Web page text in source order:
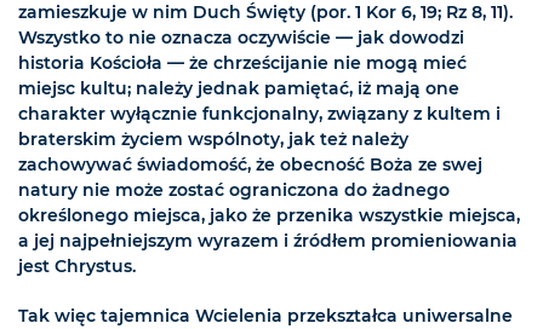
zamieszkuje w nim Duch Święty (por. 1 Kor 6, 19; Rz 8, 11).
Wszystko to nie oznacza oczywiście — jak dowodzi
historia Kościoła — że chrześcijanie nie mogą mieć
miejsc kultu; należy jednak pamiętać, iż mają one
charakter wyłącznie funkcjonalny, związany z kultem i
braterskim życiem wspólnoty, jak też należy
zachowywać świadomość, że obecność Boża ze swej
natury nie może zostać ograniczona do żadnego
określonego miejsca, jako że przenika wszystkie miejsca,
a jej najpełniejszym wyrazem i źródłem promieniowania
jest Chrystus.
Tak więc tajemnica Wcielenia przekształca uniwersalne